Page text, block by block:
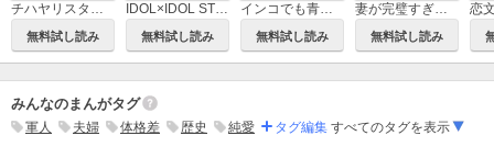
チハヤリスタート！
無料試し読み
IDOL×IDOL STORY！
無料試し読み
インコでも青春したい
無料試し読み
妻が完璧すぎるので、ちょっと乱していいですか？
無料試し読み
みんなのまんがタグ
軍人 夫婦 体格差 歴史 純愛 タグ編集 すべてのタグを表示